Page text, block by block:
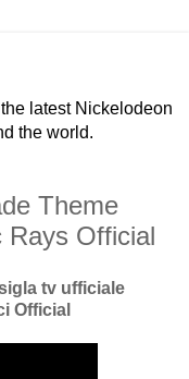
latest Nickelodeon
the world.
Theme
Rays Official
tv ufficiale
Official